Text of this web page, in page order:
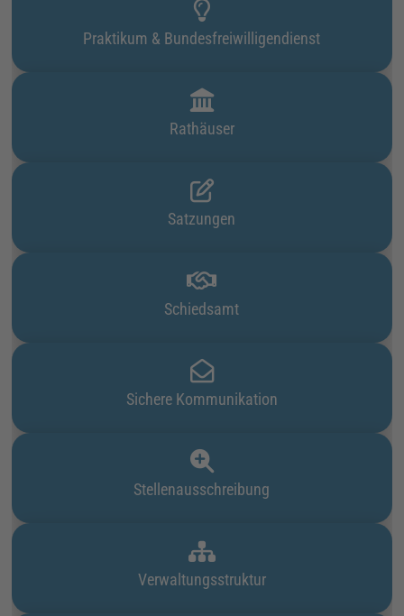
Praktikum & Bundesfreiwilligendienst
Rathäuser
Satzungen
Schiedsamt
Sichere Kommunikation
Stellenausschreibung
Verwaltungsstruktur